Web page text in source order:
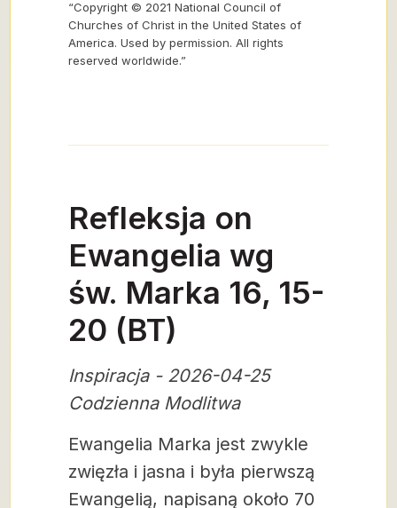
“Copyright © 2021 National Council of
Churches of Christ in the United States of
America. Used by permission. All rights
reserved worldwide.”
Refleksja on
Ewangelia wg
św. Marka 16, 15-
20 (BT)
Inspiracja - 2026-04-25
Codzienna Modlitwa
Ewangelia Marka jest zwykle
zwięzła i jasna i była pierwszą
Ewangelią, napisaną około 70